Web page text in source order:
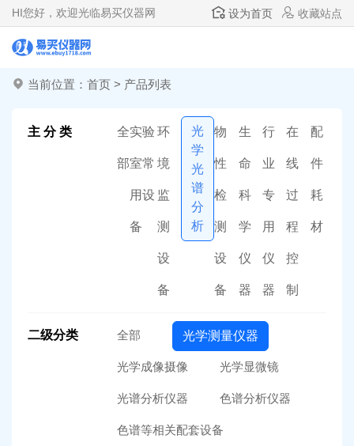
HI您好，欢迎光临易买仪器网 设为首页 收藏站点
当前位置： 首页 > 产品列表
主 分 类 全
部
实验
室常
用设
备
环
境
监
测
设
备
光
学
光
谱
分
析
物
性
检
测
设
备
生
命
科
学
仪
器
行
业
专
用
仪
器
在
线
过
程
控
制
配
件
耗
材
二级分类 全部 光学测量仪器
光学成像摄像 光学显微镜
光谱分析仪器 色谱分析仪器
色谱等相关配套设备